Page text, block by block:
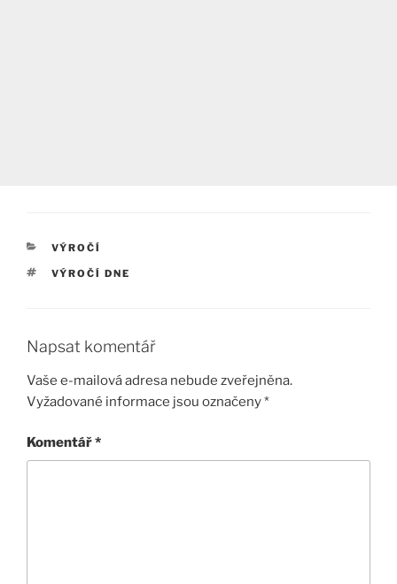
RUBRIKY
VÝROČÍ
ŠTÍTKY
VÝROČÍ DNE
Napsat komentář
Vaše e-mailová adresa nebude zveřejněna.
Vyžadované informace jsou označeny*
Komentář*